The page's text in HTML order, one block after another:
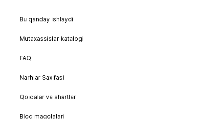
Bu qanday ishlaydi
Mutaxassislar katalogi
FAQ
Narhlar Saxifasi
Qoidalar va shartlar
Blog maqolalari